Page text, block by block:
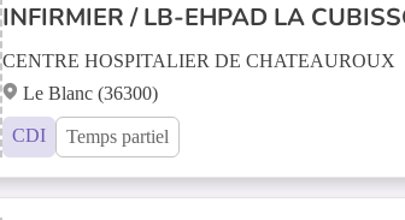
INFIRMIER / LB-EHPAD LA
CENTRE HOSPITALIER DE CHATEAUROUX
Le Blanc (36300)
CDI Temps partiel